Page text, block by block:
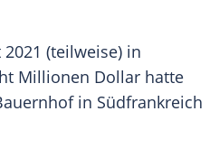
(teilweise) in
Millionen Dollar hatte
in Südfrankreich